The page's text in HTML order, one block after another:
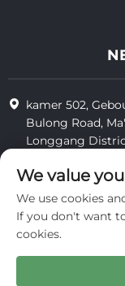
kamer 502,
Bulong Road,
Longgang
+86-13823773549
[email protected]
We value
We use cookies
If you don't want
cookies.